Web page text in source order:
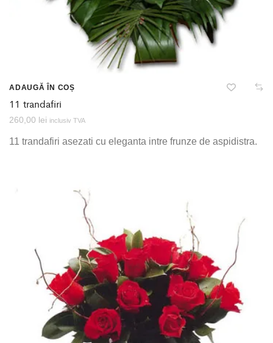
ADAUGĂ ÎN COȘ
11 trandafiri
260,00 lei inclusiv TVA
11 trandafiri asezati cu eleganta intre frunze de aspidistra.